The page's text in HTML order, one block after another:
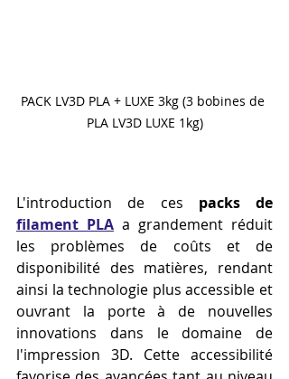
PACK LV3D PLA + LUXE 3kg (3 bobines de
PLA LV3D LUXE 1kg)
L'introduction de ces
filament PLA a grandement réduit
les problèmes de coûts et de
disponibilité des matières, rendant
ainsi la technologie plus accessible et
ouvrant la porte à de nouvelles
innovations dans le domaine de
l'impression 3D. Cette accessibilité